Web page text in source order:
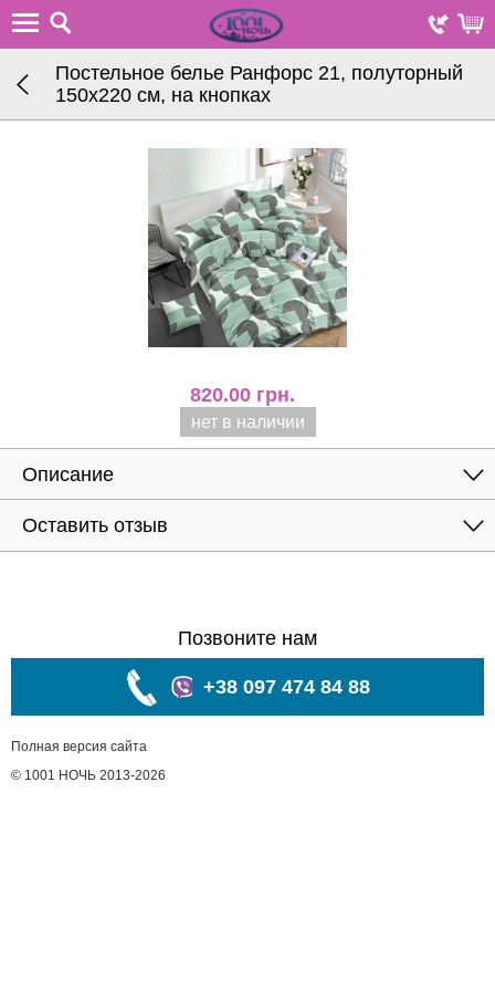
Постельное белье Ранфорс 21, полуторный
150х220 см, на кнопках
820.00 грн.
нет в наличии
Описание
Оставить отзыв
Позвоните нам
+38 097 474 84 88
Полная версия сайта
© 1001 НОЧЬ 2013-2026